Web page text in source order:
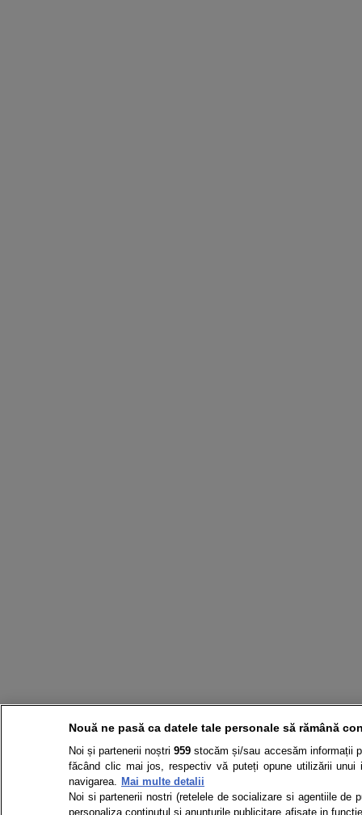
Nouă ne pasă ca datele tale personale să rămână
Noi și partenerii noștri959 stocăm și/sau accesăm informații
făcând clic mai jos, respectiv vă puteți opune utilizării
navigarea. Mai multe detalii
Noi si partenerii nostri (retelele de socializare si agentiile de
personaliza continutul si anunturile publicitare afisate in